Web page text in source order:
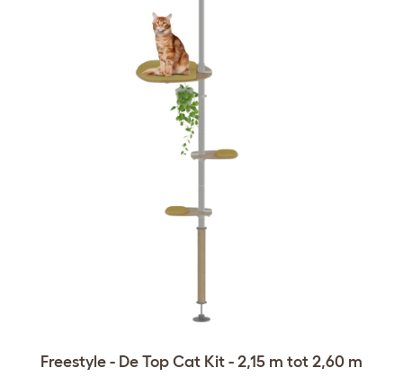
Freestyle - De Top Cat Kit - 2,15 m tot 2,60 m